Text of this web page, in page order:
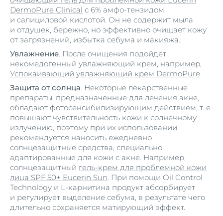
DermoPure Clinical с 6% амфо-тензидом
и салициловой кислотой. Он не содержит мыла
и отдушек, бережно, но эффективно очищает кожу
от загрязнений, избытка себума и макияжа.
Увлажнение. После очищения подойдёт
некомедогенный увлажняющий крем, например,
Успокаивающий увлажняющий крем DermoPure.
Защита от солнца. Некоторые лекарственные
препараты, предназначенные для лечения акне,
обладают фотосенсибилизирующим действием, т. е.
повышают чувствительность кожи к солнечному
излучению, поэтому при их использовании
рекомендуется наносить ежедневно
солнцезащитные средства, специально
адаптированные для кожи с акне. Например,
солнцезащитный гель-крем для проблемной кожи
лица SPF 50+ Eucerin Sun. При помощи Oil Control
Technology и L-карнитина продукт абсорбирует
и регулирует выделение себума, в результате чего
длительно сохраняется матирующий эффект.